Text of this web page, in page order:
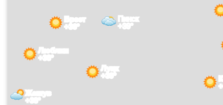
Жешув
+38°
Люблин
+38°
Брест
+36°
Луцк
+39°
Пинск
+39°